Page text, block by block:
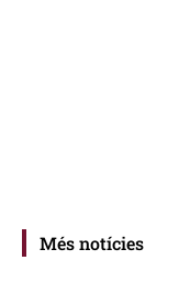
Més notícies